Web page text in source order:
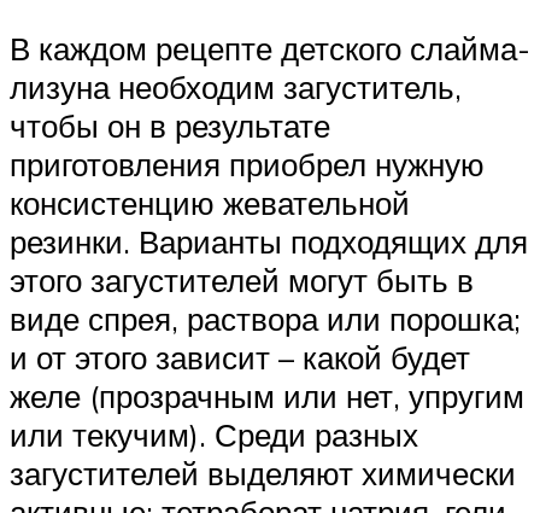
В каждом рецепте детского слайма-
лизуна необходим загуститель,
чтобы он в результате
приготовления приобрел нужную
консистенцию жевательной
резинки. Варианты подходящих для
этого загустителей могут быть в
виде спрея, раствора или порошка;
и от этого зависит – какой будет
желе (прозрачным или нет, упругим
или текучим). Среди разных
загустителей выделяют химически